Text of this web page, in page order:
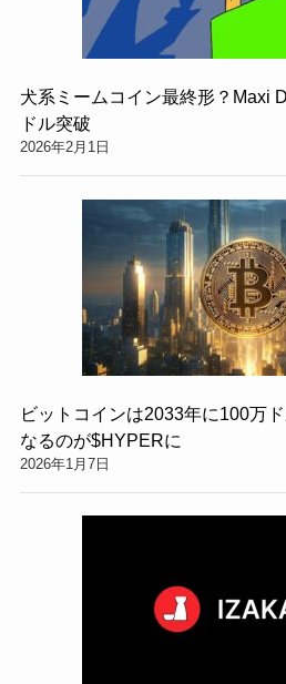
犬系ミームコイン最終形？Maxi
ドル突破
2026年2月1日
ビットコインは2033年に100万
なるのが$HYPERに
2026年1月7日